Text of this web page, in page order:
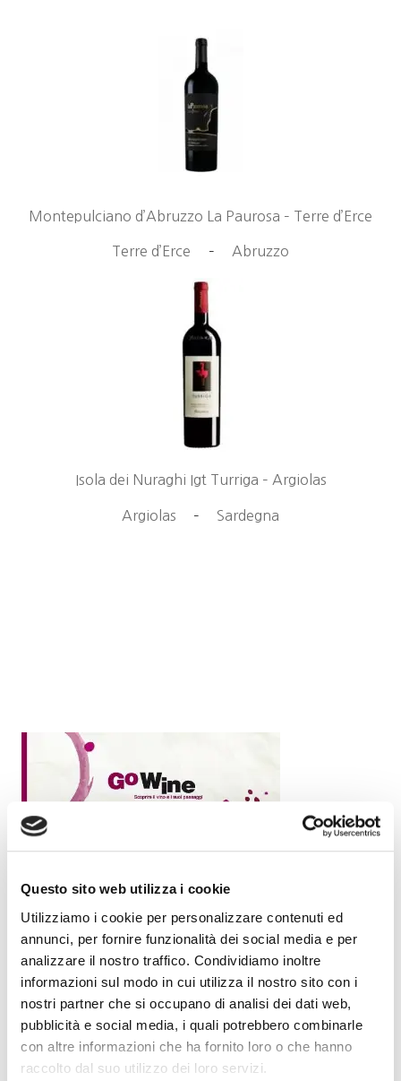
Questo sito web utilizza i cookie
Utilizziamo i cookie per personalizzare contenuti ed
annunci, per fornire funzionalità dei social media e per
analizzare il nostro traffico. Condividiamo inoltre
informazioni sul modo in cui utilizza il nostro sito con i
nostri partner che si occupano di analisi dei dati web,
pubblicità e social media, i quali potrebbero combinarle
con altre informazioni che ha fornito loro o che hanno
raccolto dal suo utilizzo dei loro servizi.
Montepulciano d’Abruzzo La Paurosa – Terre d’Erce
Terre d’Erce – Abruzzo
Isola dei Nuraghi Igt Turriga – Argiolas
Argiolas – Sardegna